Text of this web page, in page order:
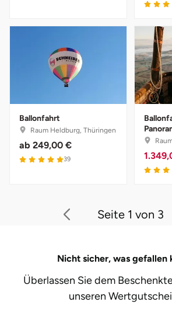
Ballonfahrt
Raum Heldburg, Thüringen
ab 249,00 €
39
Seite 1 von 3
Nicht sicher, was gefallen
Überlassen Sie dem
unseren